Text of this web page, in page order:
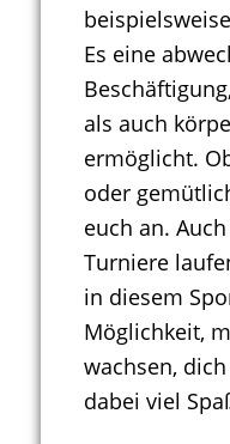
Es eine
als auch
ermöglicht.
oder
euch an.
Turniere
in diesem
Möglichkeit,
wachsen,
dabei viel